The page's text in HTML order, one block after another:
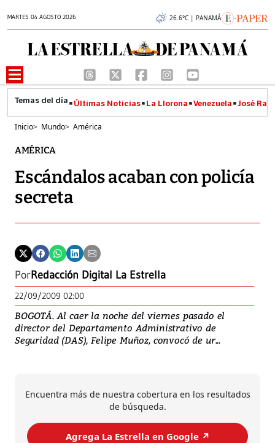
MARTES 04 AGOSTO 2026 26.6°C | PANAMÁ
Últimas Noticias La Llorona Venezuela José
Inicio> Mundo> América
AMÉRICA
Escándalos acaban con policía
secreta
PorRedacción Digital La Estrella
22/09/2009 02:00
BOGOTÁ. Al caer la noche del viernes pasado el
director del Departamento Administrativo de
Seguridad (DAS), Felipe Muñoz, convocó de ur...
Encuentra más de nuestra cobertura en los resultados
de búsqueda.
Agrega La Estrella en Google ↗️